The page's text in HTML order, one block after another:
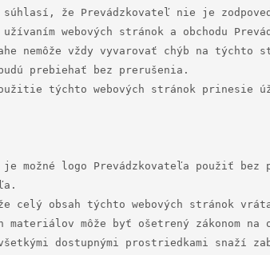
že Prevádzkovateľ nie je
webových stránok a obchodu
nemôže vždy vyvarovať chýb na týchto
prebiehať bez prerušenia.
týchto webových stránok prinesie
logo Prevádzkovateľa použiť bez
celý obsah týchto webových stránok
môže byť ošetrený zákonom na
dostupnými prostriedkami snaží